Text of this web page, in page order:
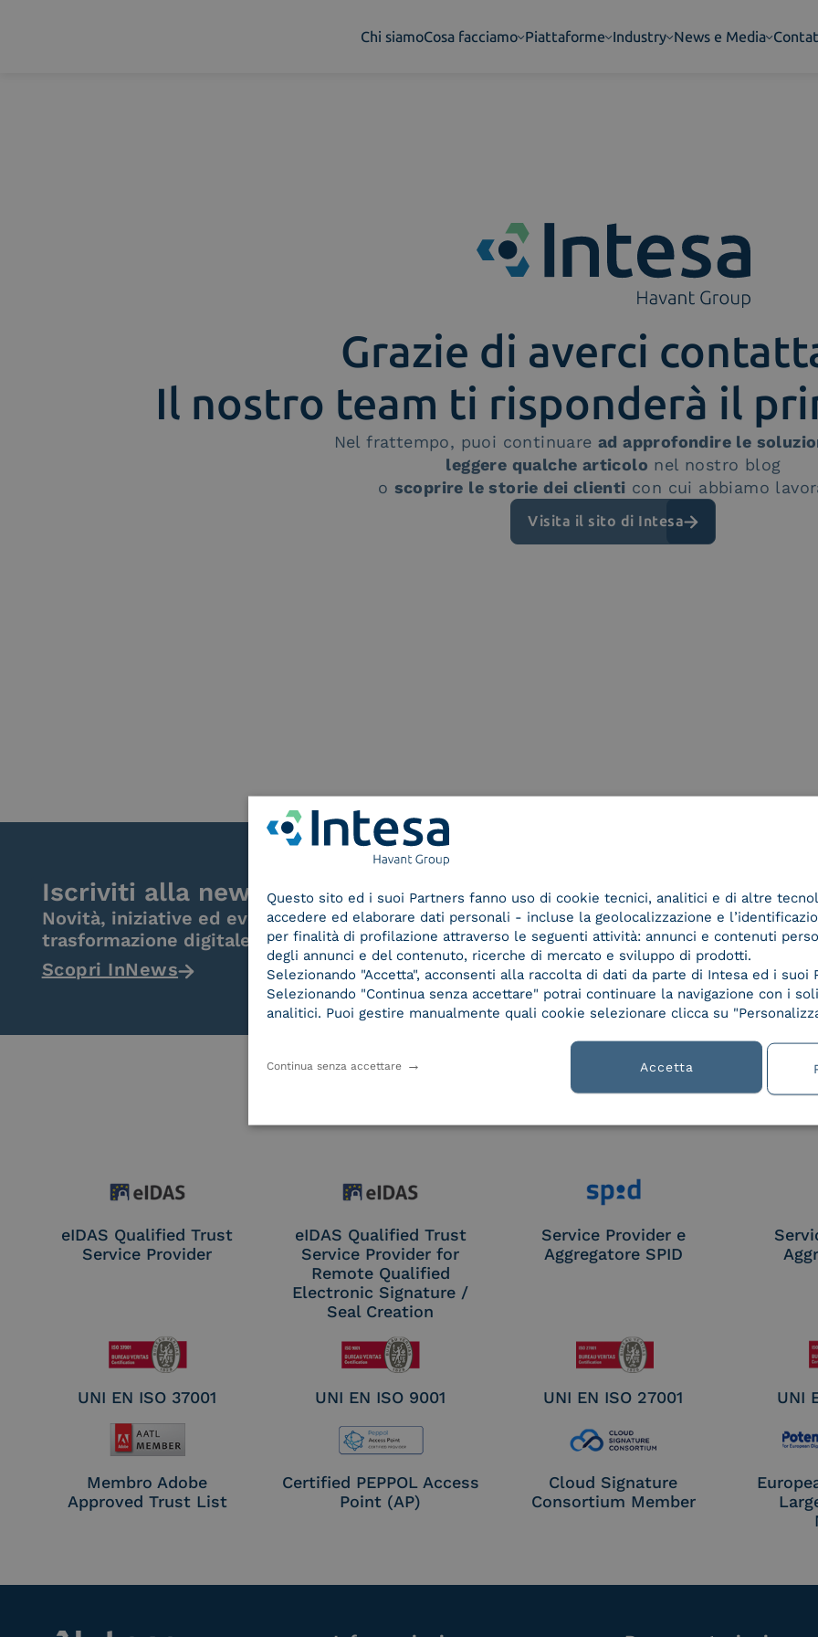
Chi siamoCosa facciamo Piattaforme Industry News e Media
Grazie di averci
Il nostro team ti risponderà il
Nel frattempo, puoi continuare ad approfondire le
leggere qualche articolo nel nostro blog
o scoprire le storie dei clienti con cui abbiamo
Visita il sito di Intesa
Iscriviti alla newsletter
Novità, iniziative ed eventi dal mondo della
trasformazione digitale.
Scopri InNews
Le nostre certificazioni
eIDAS Qualified Trust
Service Provider
eIDAS Qualified Trust
Service Provider for
Remote Qualified
Electronic Signature /
Seal Creation
Service Provider e
Aggregatore SPID
UNI EN ISO 37001 UNI EN ISO 9001 UNI EN ISO 27001 UNI
Membro Adobe
Approved Trust List
Certified PEPPOL Access
Point (AP)
Cloud Signature
Consortium Member
Questo sito ed i suoi Partners fanno uso di cookie tecnici, analitici e di altre
accedere ed elaborare dati personali - incluse la geolocalizzazione e
per finalità di profilazione attraverso le seguenti attività: annunci e contenuti
degli annunci e del contenuto, ricerche di mercato e sviluppo di prodotti.
Selezionando "Accetta", acconsenti alla raccolta di dati da parte di Intesa ed i suoi
Selezionando "Continua senza accettare" potrai continuare la navigazione con i
analitici. Puoi gestire manualmente quali cookie selezionare clicca su
Accetta
Continua senza accettare